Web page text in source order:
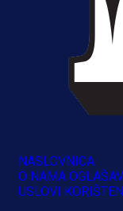
NASLOVNICA
O NAMA
USLOVI